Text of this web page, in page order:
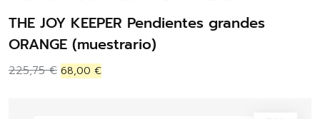
THE JOY KEEPER Pendientes grandes
ORANGE (muestrario)
225,75€ 68,00 €